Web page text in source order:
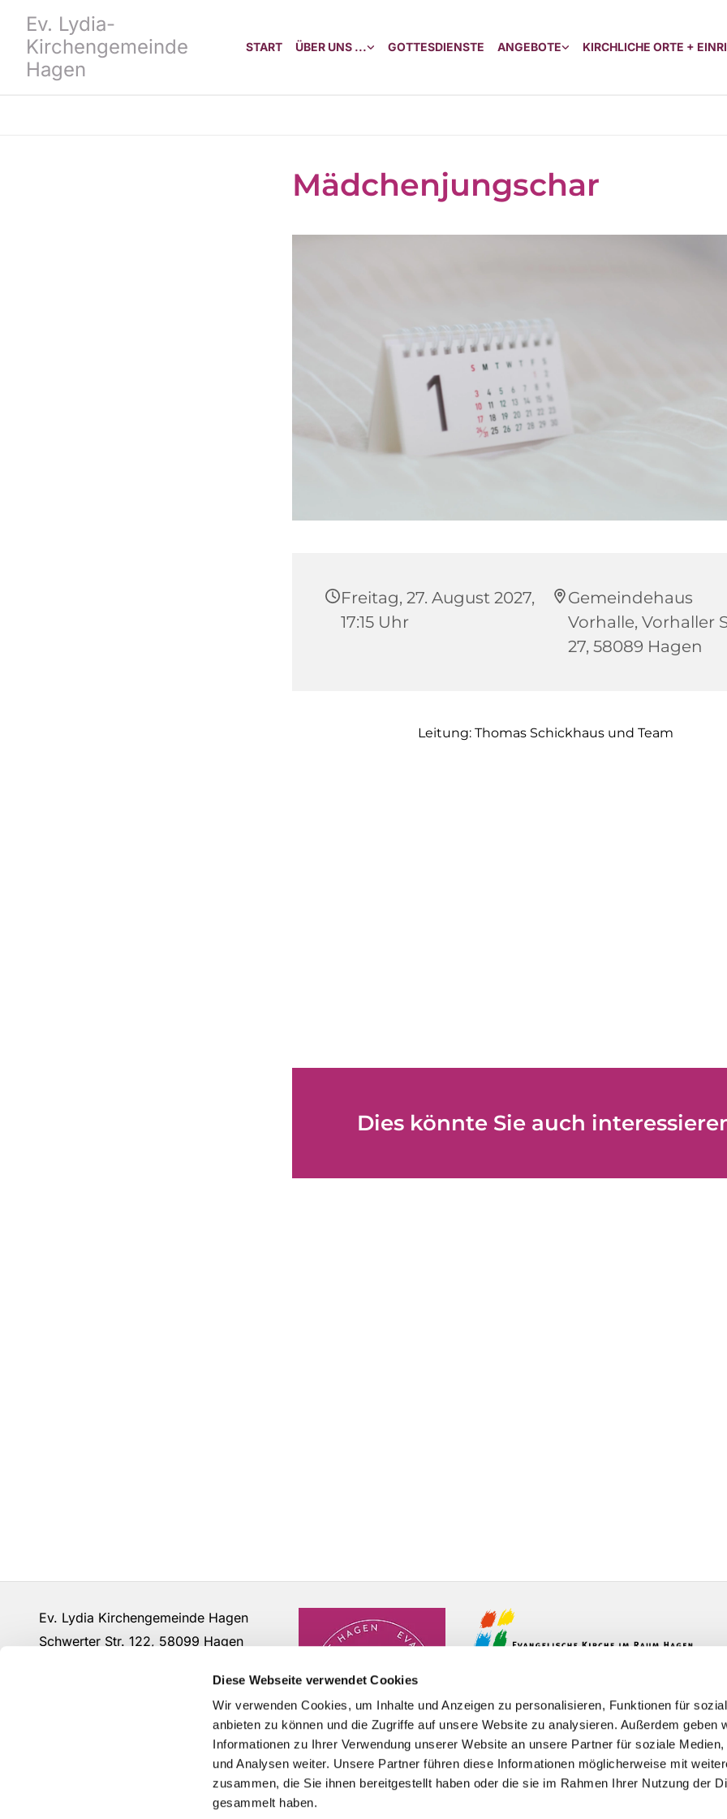
Diese Webseite verwendet Cookies
Wir verwenden Cookies, um Inhalte und Anzeigen zu personalisieren, Funktionen für
anbieten zu können und die Zugriffe auf unsere Website zu analysieren. Außerdem geben
Informationen zu Ihrer Verwendung unserer Website an unsere Partner für soziale Medien,
und Analysen weiter. Unsere Partner führen diese Informationen möglicherweise mit
zusammen, die Sie ihnen bereitgestellt haben oder die sie im Rahmen Ihrer Nutzung der
gesammelt haben.
Ev. Lydia-
Kirchengemeinde
Hagen
START ÜBER UNS ... GOTTESDIENSTE ANGEBOTE KIRCHLICHE ORTE +
Mädchenjungschar
Freitag, 27. August 2027,
17:15 Uhr
Gemeindehaus
Vorhalle, Vorhaller
27, 58089 Hagen
Leitung: Thomas Schickhaus und Team
Dies könnte Sie auch
Ev. Lydia Kirchengemeinde Hagen
Schwerter Str. 122, 58099 Hagen